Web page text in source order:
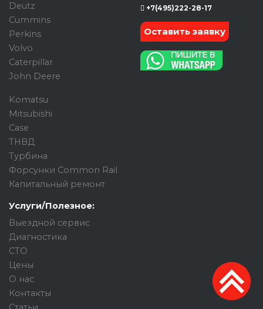
Deutz
Cummins
Perkins
Volvo
Caterpillar
John Deere
Komatsu
Mitsubishi
Case
ТНВД
Турбина
Форсунки Common Rail
Капитальный ремонт
Услуги/Полезное:
Выездной сервис
Диагностика
СТО
Цены
О нас
Контакты
+7(495)222-28-17
Оставить заявку